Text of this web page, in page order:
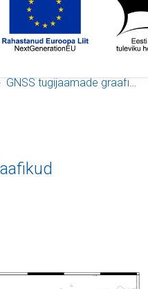
GNSS tugijaamade graafikud